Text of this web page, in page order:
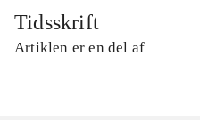
Tidsskrift
Artiklen er en del af